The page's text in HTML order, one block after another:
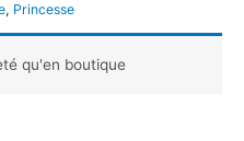
, Princesse
qu'en boutique